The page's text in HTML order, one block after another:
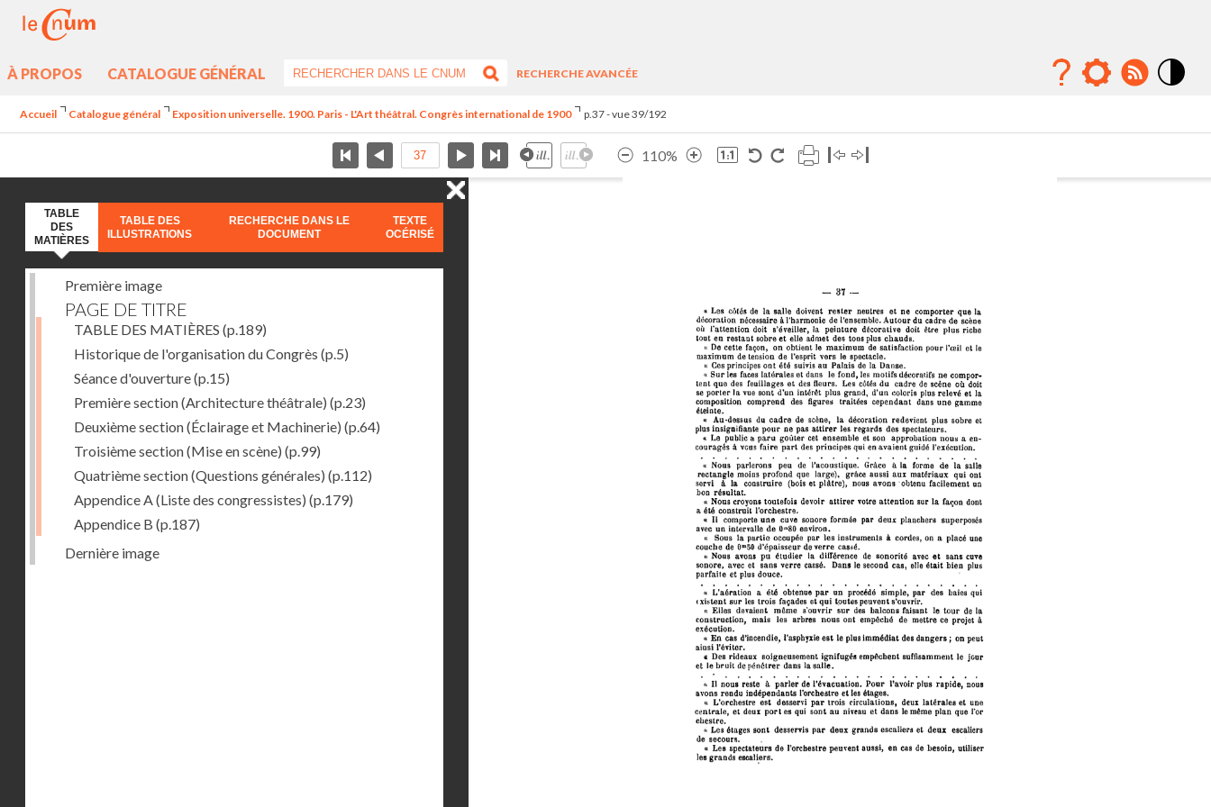
À PROPOS CATALOGUE GÉNÉRAL
RECHERCHE AVANCÉE
Accueil Catalogue général Exposition universelle. 1900. Paris - L'Art théâtral. Congrès international de 1900 p.37 - vue 39/192
110%
TABLE
DES
MATIÈRES
TABLE DES
ILLUSTRATIONS
RECHERCHE DANS LE
DOCUMENT
TEXTE
OCÉRISÉ
Première image
PAGE DE TITRE
TABLE DES MATIÈRES (p.189)
Historique de l'organisation du Congrès (p.5)
Séance d'ouverture(p.15)
Première section (Architecture théâtrale) (p.23)
Deuxième section (Éclairage et Machinerie) (p.64)
Troisième section (Mise en scène) (p.99)
Quatrième section (Questions générales) (p.112)
Appendice A (Liste des congressistes) (p.179)
Appendice B (p.187)
Dernière image